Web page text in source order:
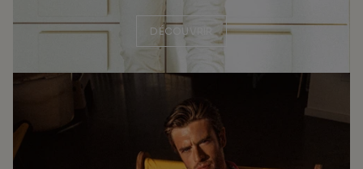
DÉCOUVRIR